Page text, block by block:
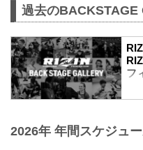
ン
≫
Full
ー
（
≫
戦
過去のBACKSTAGE
フ
戦
2026年 年間スケジュ